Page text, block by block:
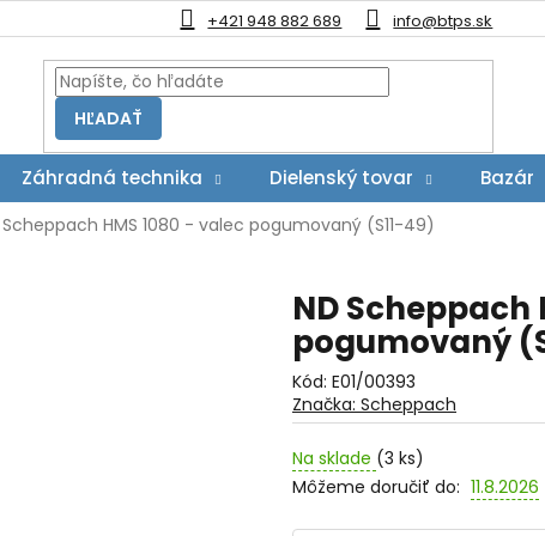
+421 948 882 689 info@btps.sk
HĽADAŤ
Záhradná technika Dielenský tovar Bazár
Scheppach HMS 1080 - valec pogumovaný (S11-49)
ND Scheppach
pogumovaný
Kód: E01/00393
Na sklade (3 ks)
Môžeme doručiť do: 11.8.2026
Značka: Scheppach